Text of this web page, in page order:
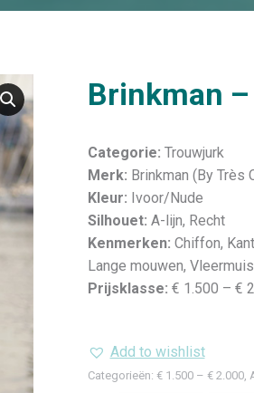
Brinkman
Categorie: Trouwjurk
Merk: Brinkman (By Très
Kleur: Ivoor/Nude
Silhouet: A-lijn, Recht
Kenmerken: Chiffon,
Lange mouwen,
Prijsklasse: € 1.500 – €
Add to wishlist
Categorieën: € 1.500 – € 2.000,